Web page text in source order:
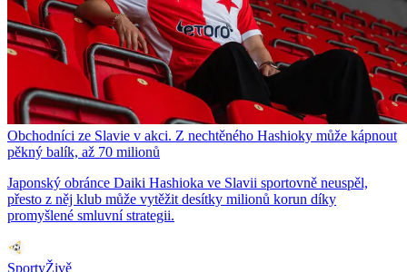
Obchodníci ze Slavie v akci. Z nechtěného Hashioky může kápnout
pěkný balík, až 70 milionů
Japonský obránce Daiki Hashioka ve Slavii sportovně neuspěl,
přesto z něj klub může vytěžit desítky milionů korun díky
promyšlené smluvní strategii.
SportyŽivě